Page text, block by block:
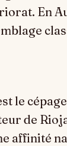
En
le
de
affinité